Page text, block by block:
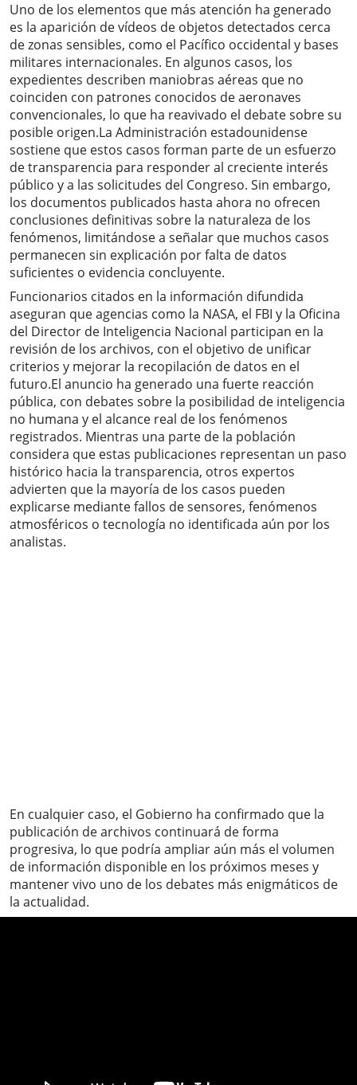
Uno de los elementos que más atención ha generado
es la aparición de vídeos de objetos detectados cerca
de zonas sensibles, como el Pacífico occidental y bases
militares internacionales. En algunos casos, los
expedientes describen maniobras aéreas que no
coinciden con patrones conocidos de aeronaves
convencionales, lo que ha reavivado el debate sobre su
posible origen.La Administración estadounidense
sostiene que estos casos forman parte de un esfuerzo
de transparencia para responder al creciente interés
público y a las solicitudes del Congreso. Sin embargo,
los documentos publicados hasta ahora no ofrecen
conclusiones definitivas sobre la naturaleza de los
fenómenos, limitándose a señalar que muchos casos
permanecen sin explicación por falta de datos
suficientes o evidencia concluyente.
Funcionarios citados en la información difundida
aseguran que agencias como la NASA, el FBI y la Oficina
del Director de Inteligencia Nacional participan en la
revisión de los archivos, con el objetivo de unificar
criterios y mejorar la recopilación de datos en el
futuro.El anuncio ha generado una fuerte reacción
pública, con debates sobre la posibilidad de inteligencia
no humana y el alcance real de los fenómenos
registrados. Mientras una parte de la población
considera que estas publicaciones representan un paso
histórico hacia la transparencia, otros expertos
advierten que la mayoría de los casos pueden
explicarse mediante fallos de sensores, fenómenos
atmosféricos o tecnología no identificada aún por los
analistas.
En cualquier caso, el Gobierno ha confirmado que la
publicación de archivos continuará de forma
progresiva, lo que podría ampliar aún más el volumen
de información disponible en los próximos meses y
mantener vivo uno de los debates más enigmáticos de
la actualidad.